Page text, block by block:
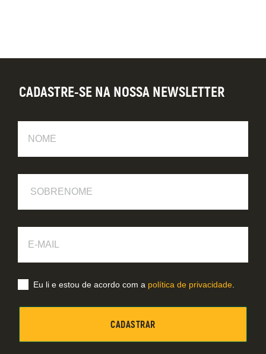
CADASTRE-SE NA NOSSA NEWSLETTER
Mail
Eu li e estou de acordo com a política de privacidade